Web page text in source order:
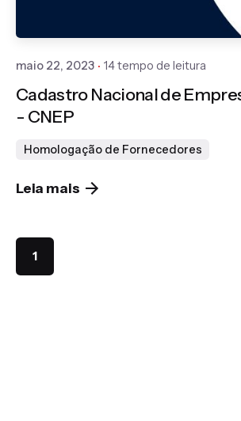
maio 22, 2023 14 tempo de leitura
Cadastro Nacional de
- CNEP
Homologação de Fornecedores
Leia mais
1